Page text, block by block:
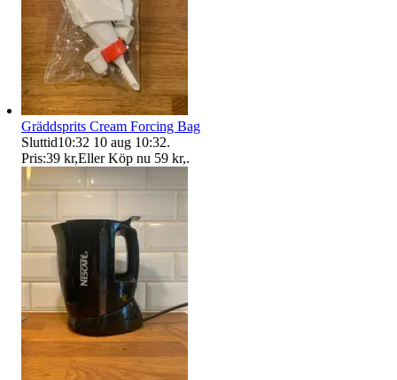
Gräddsprits Cream Forcing Bag
Sluttid10:32 10 aug 10:32.
Pris:39 kr,Eller Köp nu 59 kr,.